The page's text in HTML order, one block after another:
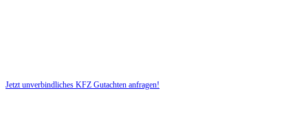
Jetzt unverbindliches KFZ Gutachten anfragen!